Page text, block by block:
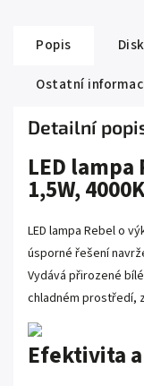
Popis
Ostatní
Detailní
LED
1,5W,
LED lampa Rebel o
úsporné řešení
Vydává přirozené
chladném prostředí,
Efektivita